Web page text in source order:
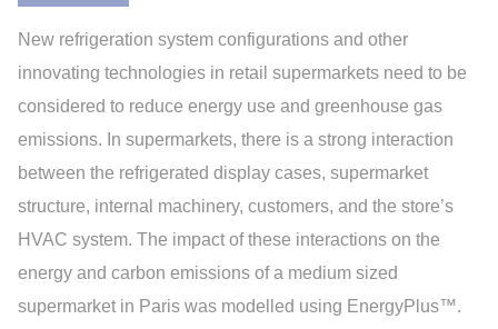
New refrigeration system configurations and other
innovating technologies in retail supermarkets need to be
considered to reduce energy use and greenhouse gas
emissions. In supermarkets, there is a strong interaction
between the refrigerated display cases, supermarket
structure, internal machinery, customers, and the store’s
HVAC system. The impact of these interactions on the
energy and carbon emissions of a medium sized
supermarket in Paris was modelled using EnergyPlus™.